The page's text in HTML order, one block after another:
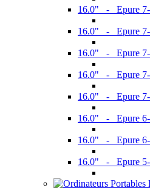
16.0" - Epure
16.0" - Epure
16.0" - Epure
16.0" - Epure
16.0" - Epure
16.0" - Epure
16.0" - Epure
16.0" - Epure